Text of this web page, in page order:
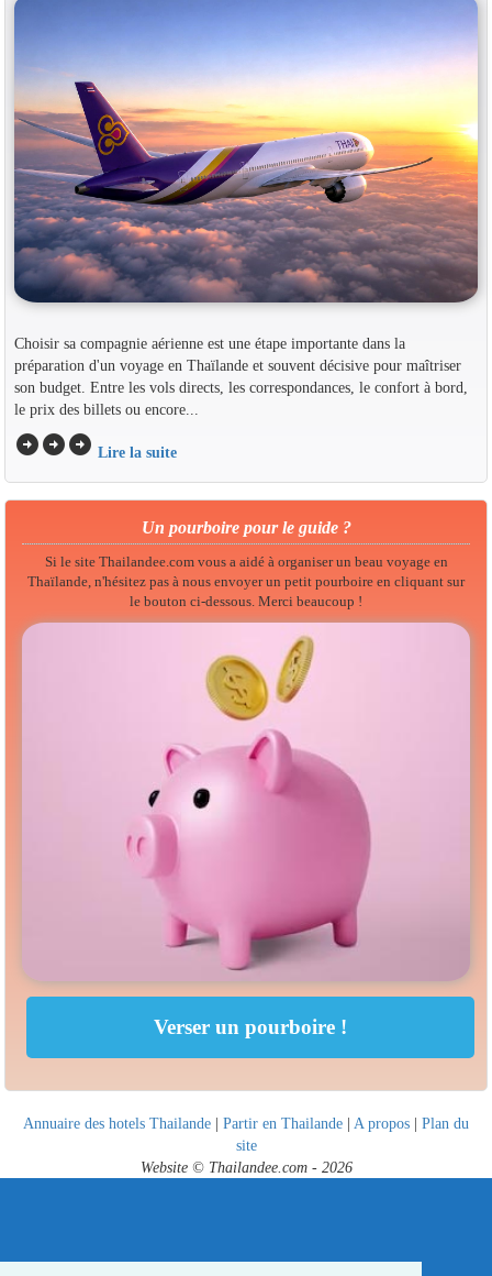
Choisir sa compagnie aérienne est une étape importante dans la
préparation d'un voyage en Thaïlande et souvent décisive pour maîtriser
son budget. Entre les vols directs, les correspondances, le confort à bord,
le prix des billets ou encore...
arrow_circle_rightarrow_circle_rightarrow_circle_right Lire la suite
Un pourboire pour le guide ?
Si le site Thailandee.com vous a aidé à organiser un beau voyage en
Thaïlande, n'hésitez pas à nous envoyer un petit pourboire en cliquant sur
le bouton ci-dessous. Merci beaucoup !
Annuaire des hotels Thailande | Partir en Thailande | A propos | Plan du
site
Website © Thailandee.com - 2026